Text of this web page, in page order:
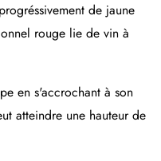
de jaune
rouge lie de vin à
en s'accrochant à son
atteindre une hauteur de